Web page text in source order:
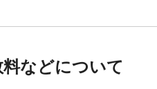
などについて